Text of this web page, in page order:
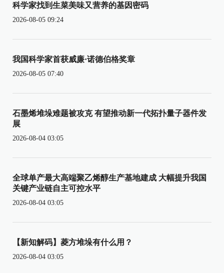
科学家找到生菜美味又营养的基因密码
2026-08-05 09:24
我国科学家首获威廉·诺德伯格奖章
2026-08-05 07:40
石墨烯堆垛难题被攻克 有望推动新一代拓扑量子器件发
展
2026-08-04 03:05
全球单产最大高端聚乙烯醇生产基地建成 大幅提升我国
关键产业链自主可控水平
2026-08-04 03:05
【新知解码】菱方堆垛有什么用？
2026-08-04 03:05